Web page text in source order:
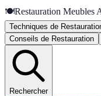
🍽️Restauration Meubles
Techniques de
Conseils de Restauration
Rechercher